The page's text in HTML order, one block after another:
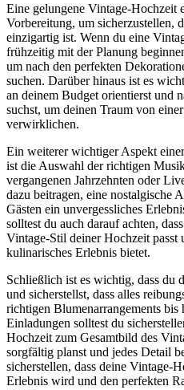
Eine gelungene Vintage-Hochzeit
Vorbereitung, um sicherzustellen,
einzigartig ist. Wenn du eine
frühzeitig mit der Planung
um nach den perfekten
suchen. Darüber hinaus ist es
an deinem Budget orientierst und
suchst, um deinen Traum von
verwirklichen.
Ein weiterer wichtiger Aspekt
ist die Auswahl der richtigen
vergangenen Jahrzehnten oder
dazu beitragen, eine nostalgische
Gästen ein unvergessliches
solltest du auch darauf achten,
Vintage-Stil deiner Hochzeit passt
kulinarisches Erlebnis bietet.
Schließlich ist es wichtig, dass du
und sicherstellst, dass alles
richtigen Blumenarrangements bis
Einladungen solltest du
Hochzeit zum Gesamtbild des
sorgfältig planst und jedes Detail
sicherstellen, dass deine Vintage-
Erlebnis wird und den perfekten